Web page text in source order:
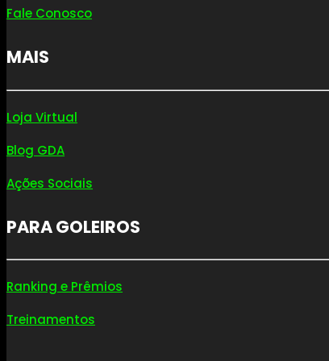
Fale Conosco
MAIS
Loja Virtual
Blog GDA
Ações Sociais
PARA GOLEIROS
Ranking e Prêmios
Treinamentos